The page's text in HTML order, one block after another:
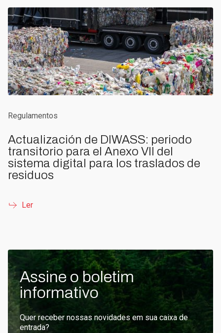
Regulamentos
Actualización de DIWASS: periodo
transitorio para el Anexo VII del
sistema digital para los traslados de
residuos
Ler
Assine o boletim
informativo
Quer receber nossas novidades em sua caixa de
entrada?